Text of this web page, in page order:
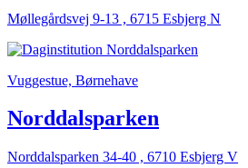
Møllegårdsvej 9-13 , 6715 Esbjerg N
Vuggestue, Børnehave
Norddalsparken
Norddalsparken 34-40 , 6710 Esbjerg V